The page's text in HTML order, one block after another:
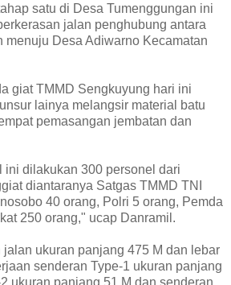
satu di Desa Tumenggungan ini
jalan penghubung antara
menuju Desa Adiwarno Kecamatan
giat TMMD Sengkuyung hari ini
lainya melangsir material batu
pemasangan jembatan dan
ini dilakukan 300 personel dari
diantaranya Satgas TMMD TNI
40 orang, Polri 5 orang, Pemda
250 orang," ucap Danramil.
ukuran panjang 475 M dan lebar
senderan Type-1 ukuran panjang
ukuran panjang 51 M dan senderan